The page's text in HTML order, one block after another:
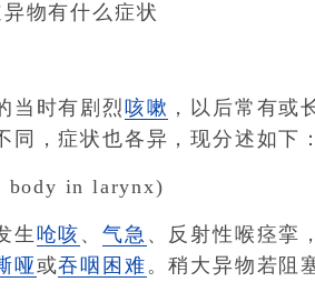
物有什么症状
时有剧烈咳嗽 ，以后常有或
同，症状也各异，现分述如下：
in larynx)
生 呛咳 、气急 、反射性喉痉挛
哑或吞咽困难。稍大异物若阻